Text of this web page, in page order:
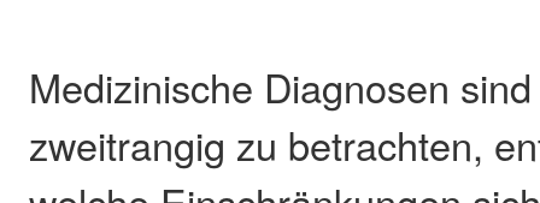
Medizinische Diagnosen
zweitrangig zu betrachten,